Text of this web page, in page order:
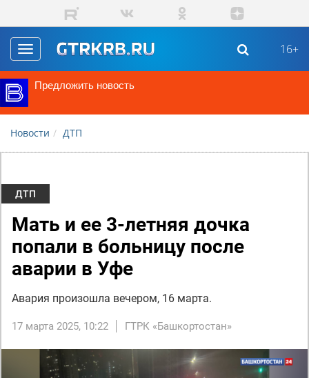
Перейти к основному содержанию
Toggle
navigation
16+
Предложить новость
Новости ДТП
ДТП
Мать и ее 3-летняя дочка
попали в больницу после
аварии в Уфе
Авария произошла вечером, 16 марта.
17 марта 2025, 10:22 ГТРК «Башкортостан»